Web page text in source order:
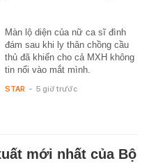
Màn lộ diện của nữ ca sĩ đình
đám sau khi ly thân chồng cầu
thủ đã khiến cho cả MXH không
tin nổi vào mắt mình.
STAR - 5 giờ trước
mới nhất của Bộ